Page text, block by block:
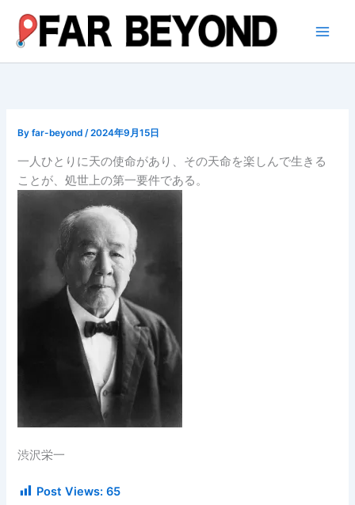
ス
Byfar-beyond/2024年9月15日
一人ひとりに天の使命があり、その天命を楽しんで生きる
ことが、処世上の第一要件である。
渋沢栄一
Post Views: 65